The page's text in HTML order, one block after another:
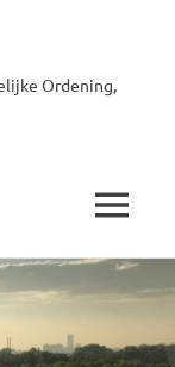
Ordening,
MENU